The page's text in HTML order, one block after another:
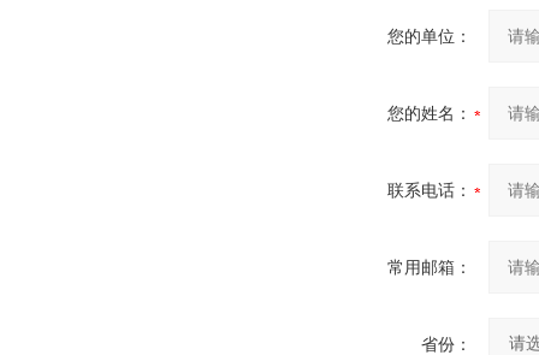
您的单位：
您的姓名：
联系电话：
常用邮箱：
省份：